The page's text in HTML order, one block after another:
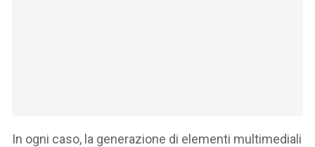
In ogni caso, la generazione di elementi multimediali